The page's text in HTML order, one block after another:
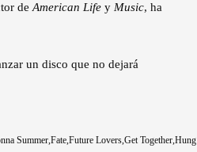
deAmerican Life y Music, ha
un disco que no dejará
Summer Fate Future Lovers Get Together Hung